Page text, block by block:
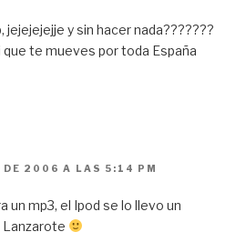
jejejejejje y sin hacer nada???????
que te mueves por toda España
DE 2006 A LAS 5:14 PM
un mp3, el Ipod se lo llevo un
Lanzarote